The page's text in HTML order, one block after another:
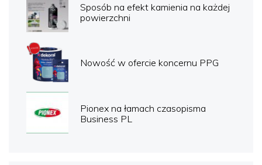
Sposób na efekt kamienia na każdej
powierzchni
Nowość w ofercie koncernu PPG
Pionex na łamach czasopisma
Business PL